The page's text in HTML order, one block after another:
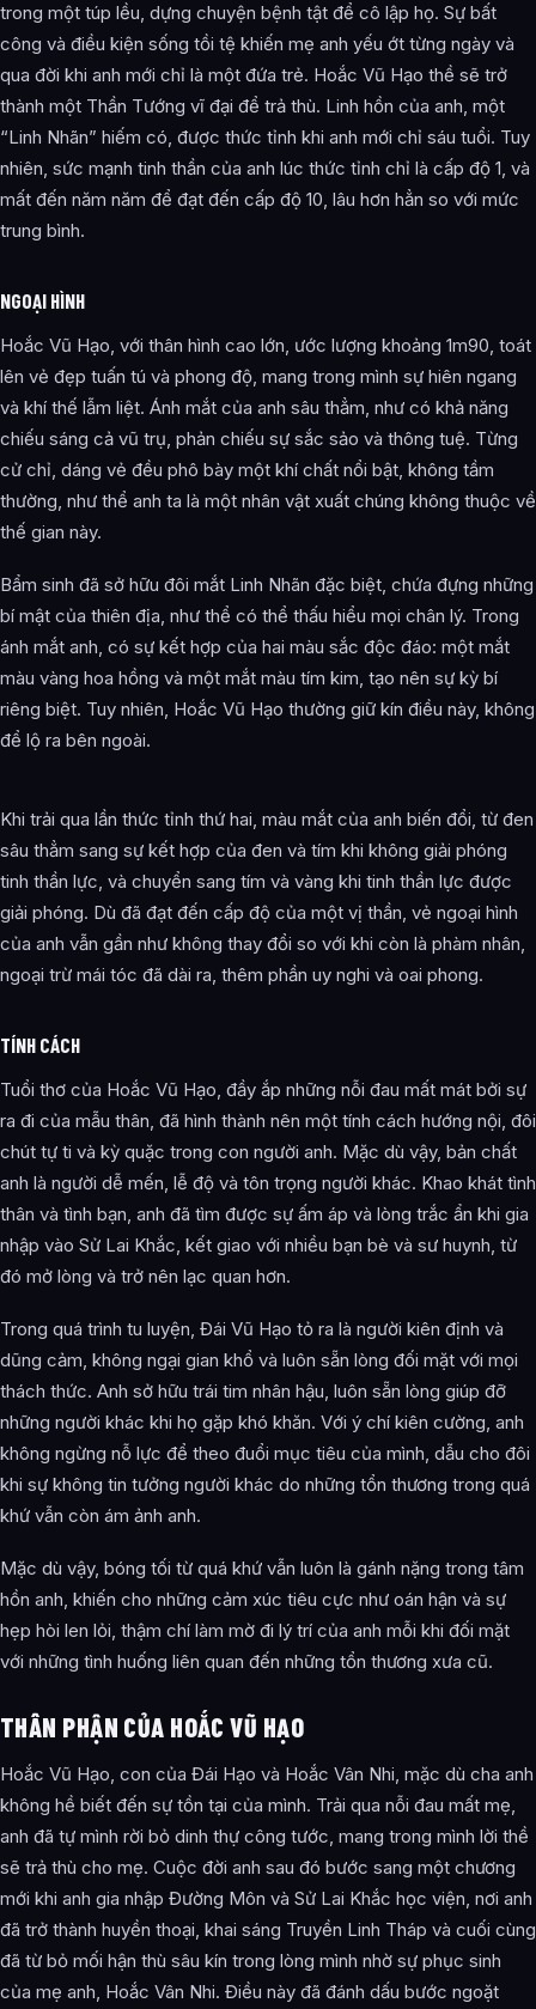
trong một túp lều, dựng chuyện bệnh tật để cô lập họ. Sự bất
công và điều kiện sống tồi tệ khiến mẹ anh yếu ớt từng ngày và
qua đời khi anh mới chỉ là một đứa trẻ. Hoắc Vũ Hạo thề sẽ trở
thành một Thần Tướng vĩ đại để trả thù. Linh hồn của anh, một
“Linh Nhãn” hiếm có, được thức tỉnh khi anh mới chỉ sáu tuổi. Tuy
nhiên, sức mạnh tinh thần của anh lúc thức tỉnh chỉ là cấp độ 1, và
mất đến năm năm để đạt đến cấp độ 10, lâu hơn hẳn so với mức
trung bình.
NGOẠI HÌNH
Hoắc Vũ Hạo, với thân hình cao lớn, ước lượng khoảng 1m90, toát
lên vẻ đẹp tuấn tú và phong độ, mang trong mình sự hiên ngang
và khí thế lẫm liệt. Ánh mắt của anh sâu thẳm, như có khả năng
chiếu sáng cả vũ trụ, phản chiếu sự sắc sảo và thông tuệ. Từng
cử chỉ, dáng vẻ đều phô bày một khí chất nổi bật, không tầm
thường, như thể anh ta là một nhân vật xuất chúng không thuộc về
thế gian này.
Bẩm sinh đã sở hữu đôi mắt Linh Nhãn đặc biệt, chứa đựng những
bí mật của thiên địa, như thể có thể thấu hiểu mọi chân lý. Trong
ánh mắt anh, có sự kết hợp của hai màu sắc độc đáo: một mắt
màu vàng hoa hồng và một mắt màu tím kim, tạo nên sự kỳ bí
riêng biệt. Tuy nhiên, Hoắc Vũ Hạo thường giữ kín điều này, không
để lộ ra bên ngoài.
Khi trải qua lần thức tỉnh thứ hai, màu mắt của anh biến đổi, từ đen
sâu thẳm sang sự kết hợp của đen và tím khi không giải phóng
tinh thần lực, và chuyển sang tím và vàng khi tinh thần lực được
giải phóng. Dù đã đạt đến cấp độ của một vị thần, vẻ ngoại hình
của anh vẫn gần như không thay đổi so với khi còn là phàm nhân,
ngoại trừ mái tóc đã dài ra, thêm phần uy nghi và oai phong.
TÍNH CÁCH
Tuổi thơ của Hoắc Vũ Hạo, đầy ắp những nỗi đau mất mát bởi sự
ra đi của mẫu thân, đã hình thành nên một tính cách hướng nội, đôi
chút tự ti và kỳ quặc trong con người anh. Mặc dù vậy, bản chất
anh là người dễ mến, lễ độ và tôn trọng người khác. Khao khát tình
thân và tình bạn, anh đã tìm được sự ấm áp và lòng trắc ẩn khi gia
nhập vào Sử Lai Khắc, kết giao với nhiều bạn bè và sư huynh, từ
đó mở lòng và trở nên lạc quan hơn.
Trong quá trình tu luyện, Đái Vũ Hạo tỏ ra là người kiên định và
dũng cảm, không ngại gian khổ và luôn sẵn lòng đối mặt với mọi
thách thức. Anh sở hữu trái tim nhân hậu, luôn sẵn lòng giúp đỡ
những người khác khi họ gặp khó khăn. Với ý chí kiên cường, anh
không ngừng nỗ lực để theo đuổi mục tiêu của mình, dẫu cho đôi
khi sự không tin tưởng người khác do những tổn thương trong quá
khứ vẫn còn ám ảnh anh.
Mặc dù vậy, bóng tối từ quá khứ vẫn luôn là gánh nặng trong tâm
hồn anh, khiến cho những cảm xúc tiêu cực như oán hận và sự
hẹp hòi len lỏi, thậm chí làm mờ đi lý trí của anh mỗi khi đối mặt
với những tình huống liên quan đến những tổn thương xưa cũ.
THÂN PHẬN CỦA HOẮC VŨ HẠO
Hoắc Vũ Hạo, con của Đái Hạo và Hoắc Vân Nhi, mặc dù cha anh
không hề biết đến sự tồn tại của mình. Trải qua nỗi đau mất mẹ,
anh đã tự mình rời bỏ dinh thự công tước, mang trong mình lời thề
sẽ trả thù cho mẹ. Cuộc đời anh sau đó bước sang một chương
mới khi anh gia nhập Đường Môn và Sử Lai Khắc học viện, nơi anh
đã trở thành huyền thoại, khai sáng Truyền Linh Tháp và cuối cùng
đã từ bỏ mối hận thù sâu kín trong lòng mình nhờ sự phục sinh
của mẹ anh, Hoắc Vân Nhi. Điều này đã đánh dấu bước ngoặt